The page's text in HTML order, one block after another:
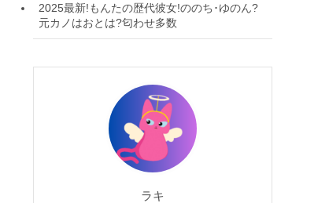
2025最新!もんたの歴代彼女!ののち･ゆのん?
元カノはおとは?匂わせ多数
ラキ